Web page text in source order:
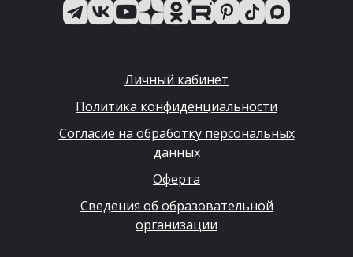
Личный кабинет
Политика конфиденциальности
Согласие на обработку персональных
данных
Оферта
Сведения об образовательной
организации